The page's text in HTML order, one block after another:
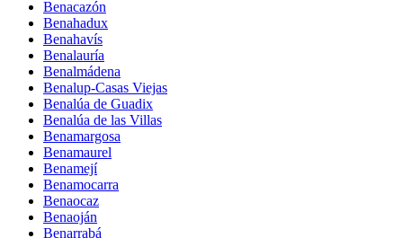
Benacazón
Benahadux
Benahavís
Benalauría
Benalmádena
Benalup-Casas Viejas
Benalúa de Guadix
Benalúa de las Villas
Benamargosa
Benamaurel
Benamejí
Benamocarra
Benaocaz
Benaoján
Benarrabá